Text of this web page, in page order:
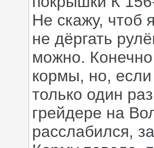
Не скажу, чтоб
не дёргать
можно.
кормы, но, если
только один
грейдере на
расслабился,